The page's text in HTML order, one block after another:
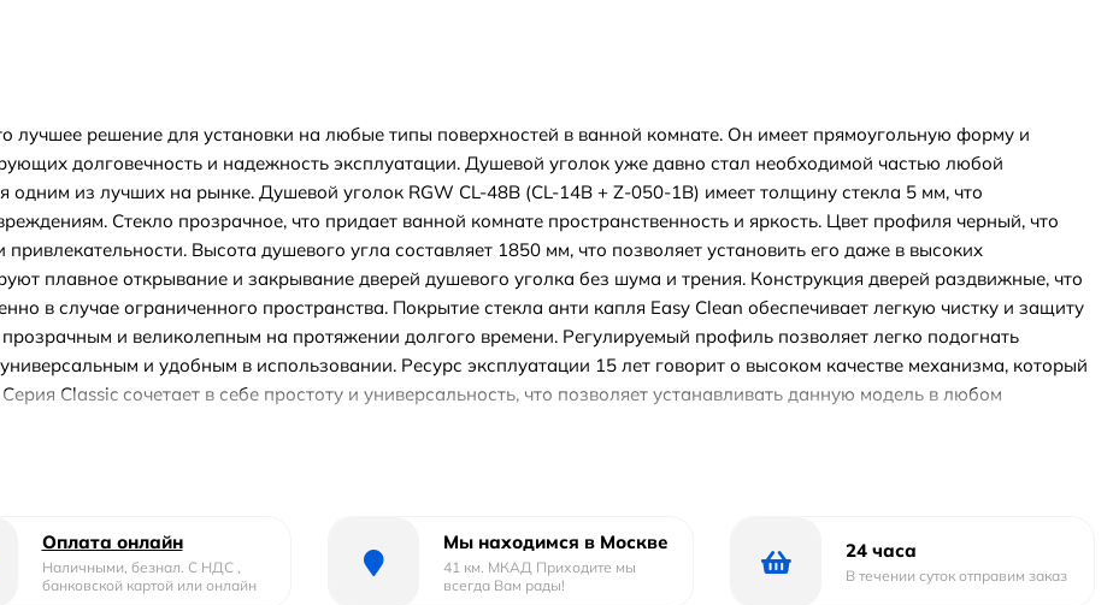
лучшее решение для установки на любые типы поверхностей в ванной комнате. Он имеет прямоугольную форму и
долговечность и надежность эксплуатации. Душевой уголок уже давно стал необходимой частью любой
одним из лучших на рынке. Душевой уголок RGW CL-48B (CL-14B + Z-050-1B) имеет толщину стекла 5 мм, что
Стекло прозрачное, что придает ванной комнате пространственность и яркость. Цвет профиля черный, что
Высота душевого угла составляет 1850 мм, что позволяет установить его даже в высоких
плавное открывание и закрывание дверей душевого уголка без шума и трения. Конструкция дверей раздвижные, что
в случае ограниченного пространства. Покрытие стекла анти капля Easy Clean обеспечивает легкую чистку и защиту
и великолепным на протяжении долгого времени. Регулируемый профиль позволяет легко подогнать
и удобным в использовании. Ресурс эксплуатации 15 лет говорит о высоком качестве механизма, который
Classic сочетает в себе простоту и универсальность, что позволяет устанавливать данную модель в любом
Гарантия 3 года подтверждает надежность и качество данного уголка. Материал профиля анодированный алюминий,
Оплата онлайн
Наличными, безнал. С НДС ,
банковской картой или онлайн
Мы находимся в Москве
41 км. МКАД Приходите мы
всегда Вам рады!
24 часа
В течении суток отправим заказ